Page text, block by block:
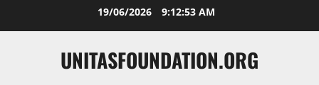
19/06/2026 9:12:54 AM
UNITASFOUNDATION.ORG